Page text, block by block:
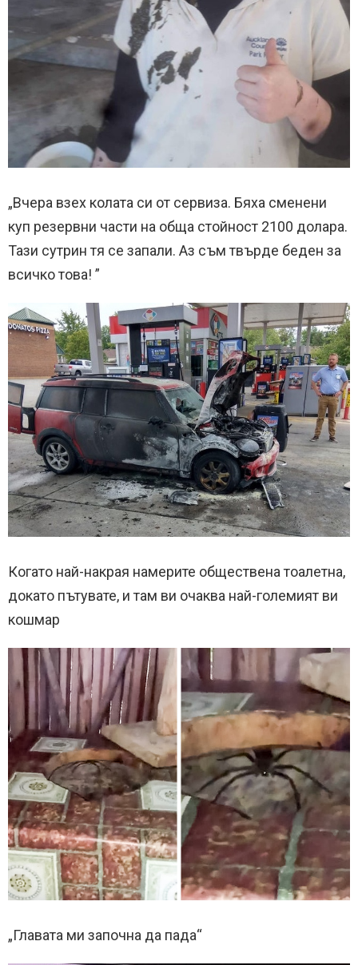
„Вчера взех колата си от сервиза. Бяха сменени
куп резервни части на обща стойност 2100 долара.
Тази сутрин тя се запали. Аз съм твърде беден за
всичко това! ”
Когато най-накрая намерите обществена тоалетна,
докато пътувате, и там ви очаква най-големият ви
кошмар
„Главата ми започна да пада“